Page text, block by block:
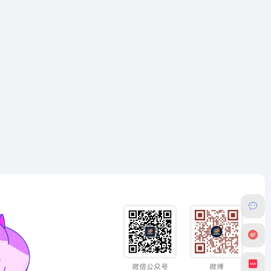
微信公众号 微博